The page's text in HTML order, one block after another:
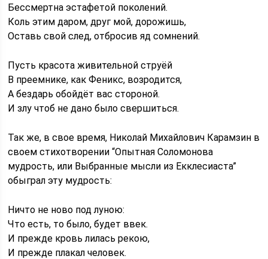
Бессмертна эстафетой поколений.
Коль этим даром, друг мой, дорожишь,
Оставь свой след, отбросив яд сомнений.
Пусть красота живительной струёй
В преемнике, как Феникс, возродится,
А бездарь обойдёт вас стороной.
И злу чтоб не дано было свершиться.
Так же, в свое время, Николай Михайлович Карамзин в
своем стихотворении “Опытная Соломонова
мудрость, или Выбранные мысли из Екклесиаста”
обыграл эту мудрость:
Ничто не ново под луною:
Что есть, то было, будет ввек.
И прежде кровь лилась рекою,
И прежде плакал человек.